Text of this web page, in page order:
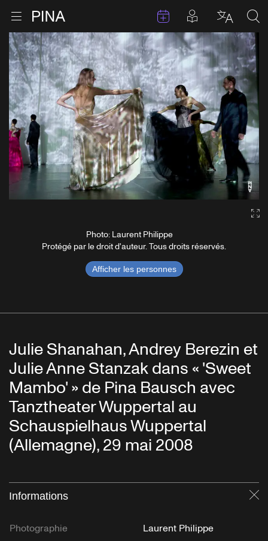
Aller au contenu
Ouvrir le menu Retour à la page d'accueil Évenements
Articles en
Photo: Laurent Philippe
Protégé par le droit d'auteur. Tous droits réservés.
Afficher les personnes
Julie Shanahan, Andrey Berezin et
Julie Anne Stanzak dans « 'Sweet
Mambo' » de Pina Bausch avec
Tanztheater Wuppertal au
Schauspielhaus Wuppertal
(Allemagne), 29 mai 2008
Informations
Photographie
Laurent Philippe